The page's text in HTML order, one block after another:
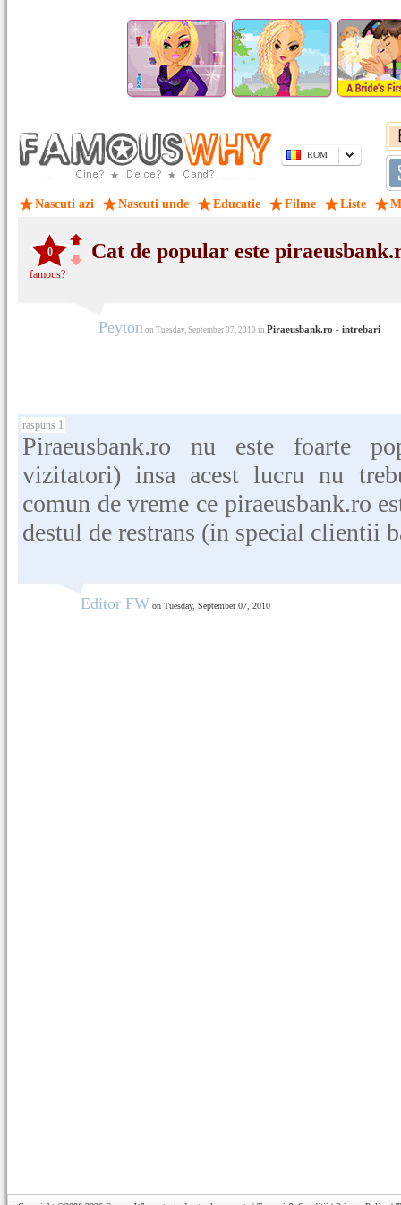
ROM
Nascuti azi Nascuti unde Educatie Filme Liste
0
famous?
Cat de popular este
Peyton on Tuesday, September 07, 2010 in Piraeusbank.ro - intrebari
raspuns 1
Piraeusbank.ro nu este foarte
vizitatori) insa acest lucru nu
comun de vreme ce piraeusbank.ro
destul de restrans (in special clientii
Editor FW on Tuesday, September 07, 2010